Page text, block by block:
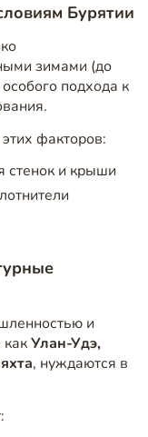
Бурятии
зимами (до
подхода к
факторов:
стенок и крыши
и
какУлан-Удэ,
, нуждаются в